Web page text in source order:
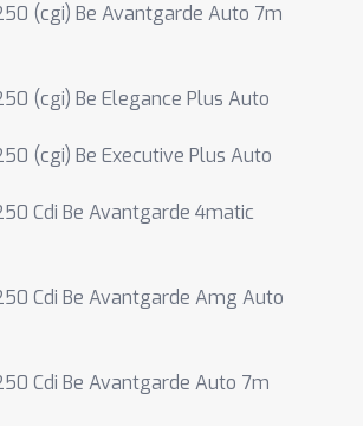
(cgi) Be Avantgarde Auto 7m
(cgi) Be Elegance Plus Auto
(cgi) Be Executive Plus Auto
Cdi Be Avantgarde 4matic
Cdi Be Avantgarde Amg Auto
Cdi Be Avantgarde Auto 7m